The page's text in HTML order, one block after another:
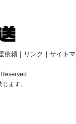
依頼｜ リンク ｜ サイト
ます。